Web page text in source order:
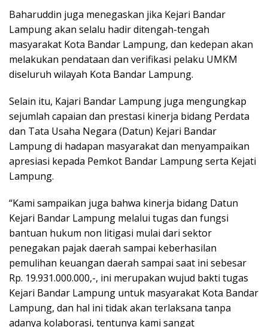
Baharuddin juga menegaskan jika Kejari Bandar
Lampung akan selalu hadir ditengah-tengah
masyarakat Kota Bandar Lampung, dan kedepan akan
melakukan pendataan dan verifikasi pelaku UMKM
diseluruh wilayah Kota Bandar Lampung.
Selain itu, Kajari Bandar Lampung juga mengungkap
sejumlah capaian dan prestasi kinerja bidang Perdata
dan Tata Usaha Negara (Datun) Kejari Bandar
Lampung di hadapan masyarakat dan menyampaikan
apresiasi kepada Pemkot Bandar Lampung serta Kejati
Lampung.
“Kami sampaikan juga bahwa kinerja bidang Datun
Kejari Bandar Lampung melalui tugas dan fungsi
bantuan hukum non litigasi mulai dari sektor
penegakan pajak daerah sampai keberhasilan
pemulihan keuangan daerah sampai saat ini sebesar
Rp. 19.931.000.000,-, ini merupakan wujud bakti tugas
Kejari Bandar Lampung untuk masyarakat Kota Bandar
Lampung, dan hal ini tidak akan terlaksana tanpa
adanya kolaborasi, tentunya kami sangat